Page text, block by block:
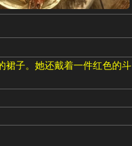
裙子。她还戴着一件红色的斗